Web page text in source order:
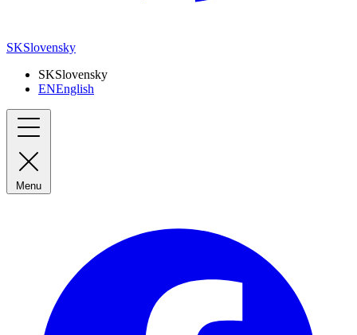
SKSlovensky
SKSlovensky
ENEnglish
Menu